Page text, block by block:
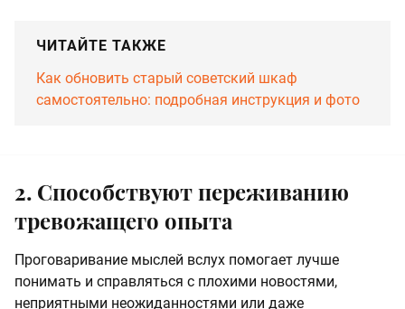
ЧИТАЙТЕ ТАКЖЕ
Как обновить старый советский шкаф
самостоятельно: подробная инструкция и фото
2. Способствуют переживанию
тревожащего опыта
Проговаривание мыслей вслух помогает лучше
понимать и справляться с плохими новостями,
неприятными неожиданностями или даже